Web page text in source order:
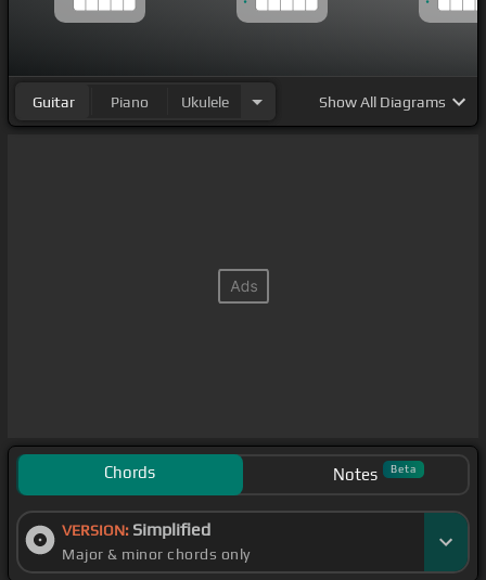
Guitar Piano Ukulele ShowAll Diagrams
Chords Notes Beta
VERSION: Simplified
Major & minor chords only